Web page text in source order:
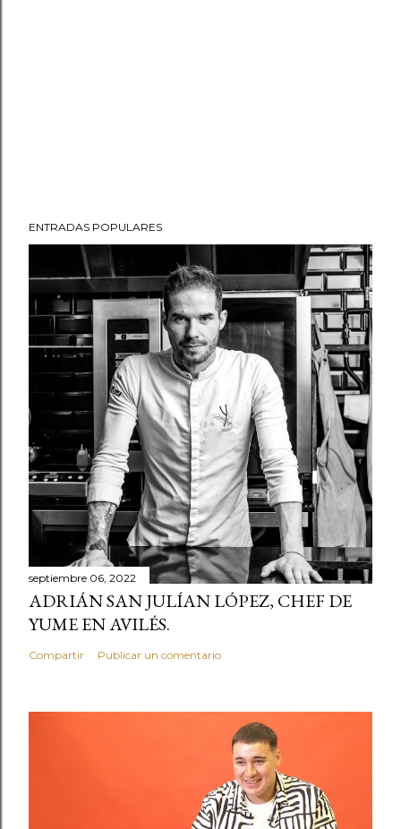
ENTRADAS POPULARES
septiembre 06, 2022
ADRIÁN SAN JULÍAN LÓPEZ, CHEF DE
YUME EN AVILÉS.
Compartir Publicar un comentario